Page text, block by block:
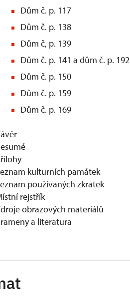
Dům č. p. 117
Dům č. p. 138
Dům č, p. 139
Dům č. p. 141 a dům č. p. 192
Dům č. p. 150
Dům č. p. 159
Dům č. p. 169
kulturních památek
používaných zkratek
rejstřík
obrazových materiálů
a literatura